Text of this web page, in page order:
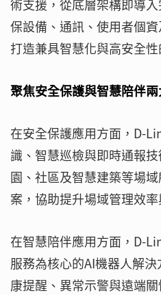
術支援，從底層架構即導
保設備、通訊、使用者個
打造兼具智慧化與高安全
聚焦安全保護與智慧陪伴
在安全保護應用方面，D-
識、智慧巡檢與即時通報
園、社區及智慧建築等場
案，協助提升場域管理效
在智慧陪伴應用方面，D-
服務為核心的AI機器人解
康提醒、異常示警與遠端